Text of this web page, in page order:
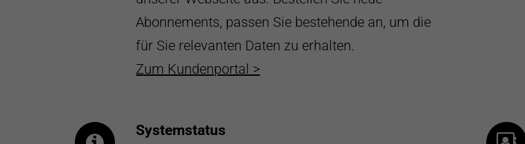
Abonnements, passen Sie bestehende an, um die
für Sie relevanten Daten zu erhalten.
Zum Kundenportal >
Systemstatus